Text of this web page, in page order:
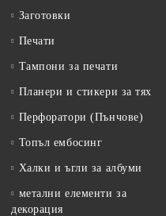
Заготовки
Печати
Тампони за печати
Планери и стикери за тях
Перфоратори (Пънчове)
Топъл ембосинг
Халки и ъгли за албуми
метални елементи за
декорация